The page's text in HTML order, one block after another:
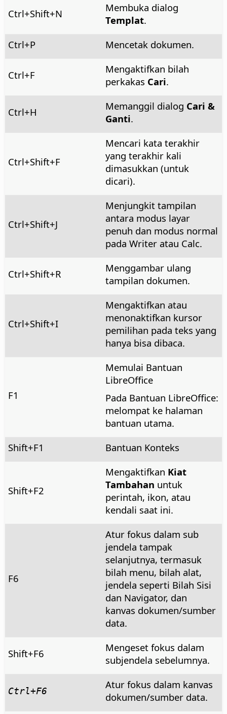
Ctrl+Shift+N
Membuka dialog
Templat.
Ctrl+P Mencetak dokumen.
Ctrl+F
Mengaktifkan bilah
perkakas Cari.
Ctrl+H Memanggil dialog Cari &
Ganti.
Ctrl+Shift+F
Mencari kata terakhir
yang terakhir kali
dimasukkan (untuk
dicari).
Ctrl+Shift+J
Menjungkit tampilan
antara modus layar
penuh dan modus normal
pada Writer atau Calc.
Ctrl+Shift+R
Menggambar ulang
tampilan dokumen.
Ctrl+Shift+I
Mengaktifkan atau
menonaktifkan kursor
pemilihan pada teks yang
hanya bisa dibaca.
F1
Memulai Bantuan
LibreOffice
Pada Bantuan LibreOffice:
melompat ke halaman
bantuan utama.
Shift+F1
Bantuan Konteks
Shift+F2
Mengaktifkan Kiat
Tambahan untuk
perintah, ikon, atau
kendali saat ini.
F6
Atur fokus dalam sub
jendela tampak
selanjutnya, termasuk
bilah menu, bilah alat,
jendela seperti Bilah Sisi
dan Navigator, dan
kanvas dokumen/sumber
data.
Shift+F6
Mengeset fokus dalam
subjendela sebelumnya.
Ctrl+F6
Atur fokus dalam kanvas
dokumen/sumber data.